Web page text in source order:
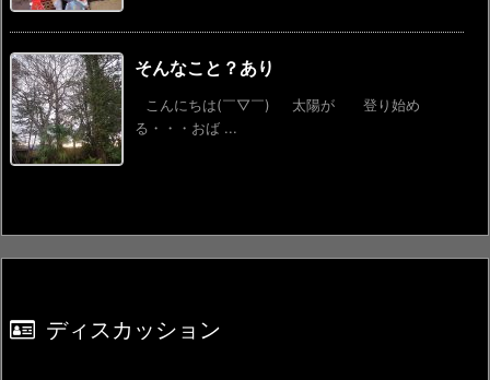
そんなこと？あり
こんにちは(￣▽￣) 太陽が 登り始め
る・・・おば ...
ディスカッション